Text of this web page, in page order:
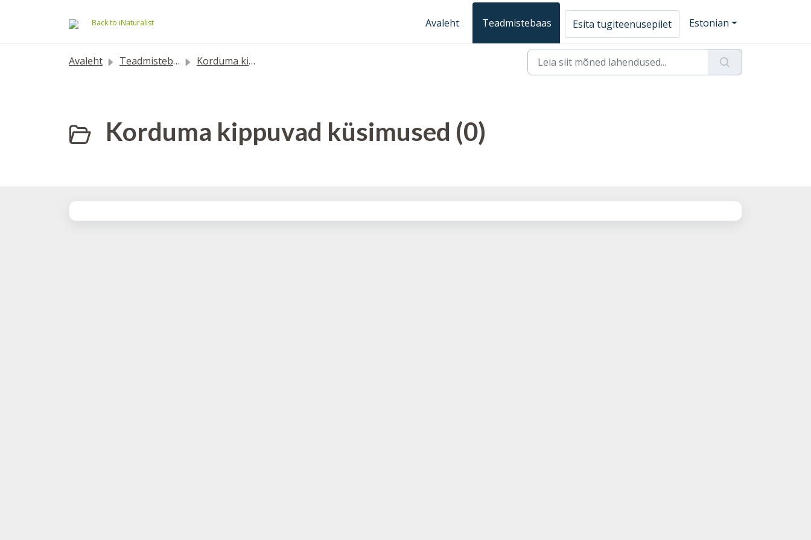
Back to iNaturalist Avaleht Teadmistebaas Esita tugiteenusepilet Estonian
Avaleht Teadmistebaas Korduma kippuvad küsimused
Korduma kippuvad küsimused (0)